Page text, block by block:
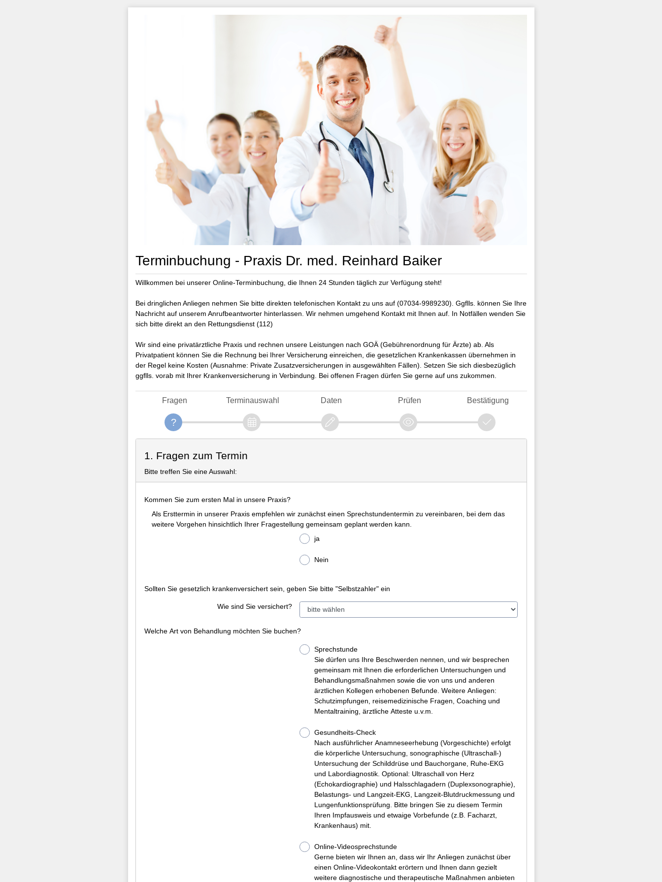
Terminbuchung - Praxis Dr. med. Reinhard Baiker
Willkommen bei unserer Online-Terminbuchung, die Ihnen 24 Stunden täglich zur Verfügung steht!
Bei dringlichen Anliegen nehmen Sie bitte direkten telefonischen Kontakt zu uns auf (07034-9989230). Ggflls. können Sie Ihre
Nachricht auf unserem Anrufbeantworter hinterlassen. Wir nehmen umgehend Kontakt mit Ihnen auf. In Notfällen wenden Sie
sich bitte direkt an den Rettungsdienst (112)
Wir sind eine privatärztliche Praxis und rechnen unsere Leistungen nach GOÄ (Gebührenordnung für Ärzte) ab. Als
Privatpatient können Sie die Rechnung bei Ihrer Versicherung einreichen, die gesetzlichen Krankenkassen übernehmen in
der Regel keine Kosten (Ausnahme: Private Zusatzversicherungen in ausgewählten Fällen). Setzen Sie sich diesbezüglich
ggflls. vorab mit Ihrer Krankenversicherung in Verbindung. Bei offenen Fragen dürfen Sie gerne auf uns zukommen.
Fragen Terminauswahl Daten Prüfen Bestätigung
1. Fragen zum Termin
Bitte treffen Sie eine Auswahl:
Kommen Sie zum ersten Mal in unsere Praxis?
Als Ersttermin in unserer Praxis empfehlen wir zunächst einen Sprechstundentermin zu vereinbaren, bei dem das
weitere Vorgehen hinsichtlich Ihrer Fragestellung gemeinsam geplant werden kann.
ja
Nein
Sollten Sie gesetzlich krankenversichert sein, geben Sie bitte "Selbstzahler" ein
Wie sind Sie versichert?
Welche Art von Behandlung möchten Sie buchen?
Sprechstunde
Sie dürfen uns Ihre Beschwerden nennen, und wir besprechen
gemeinsam mit Ihnen die erforderlichen Untersuchungen und
Behandlungsmaßnahmen sowie die von uns und anderen
ärztlichen Kollegen erhobenen Befunde. Weitere Anliegen:
Schutzimpfungen, reisemedizinische Fragen, Coaching und
Mentaltraining, ärztliche Atteste u.v.m.
Gesundheits-Check
Nach ausführlicher Anamneseerhebung (Vorgeschichte) erfolgt
die körperliche Untersuchung, sonographische (Ultraschall-)
Untersuchung der Schilddrüse und Bauchorgane, Ruhe-EKG
und Labordiagnostik. Optional: Ultraschall von Herz
(Echokardiographie) und Halsschlagadern (Duplexsonographie),
Belastungs- und Langzeit-EKG, Langzeit-Blutdruckmessung und
Lungenfunktionsprüfung. Bitte bringen Sie zu diesem Termin
Ihren Impfausweis und etwaige Vorbefunde (z.B. Facharzt,
Krankenhaus) mit.
Online-Videosprechstunde
Gerne bieten wir Ihnen an, dass wir Ihr Anliegen zunächst über
einen Online-Videokontakt erörtern und Ihnen dann gezielt
weitere diagnostische und therapeutische Maßnahmen anbieten